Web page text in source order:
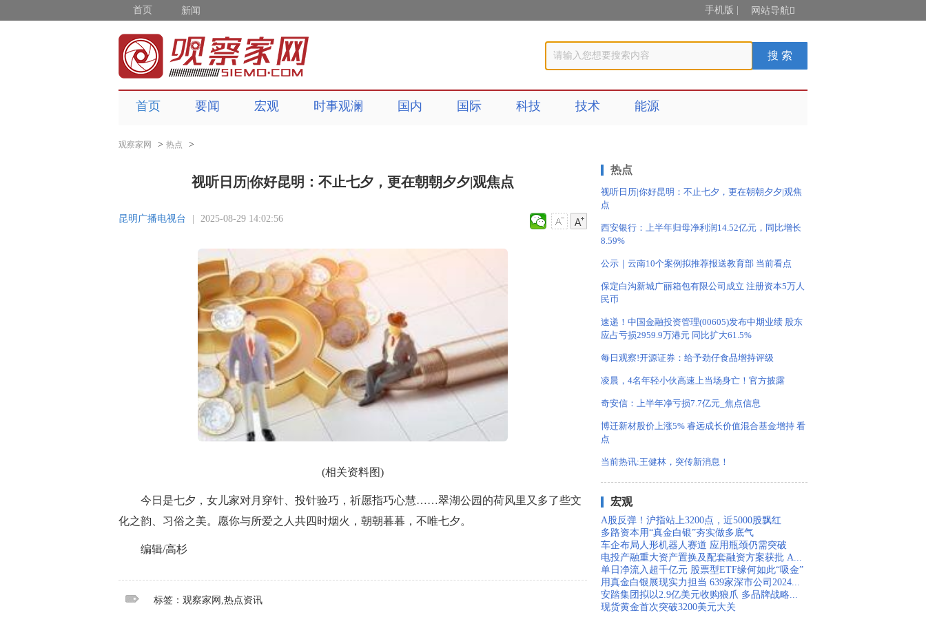
首页 新闻 手机版 网站导航
首页 要闻 宏观 时事观澜 国内 国际 科技 技术 能源
观察家网 > 热点 >
视听日历|你好昆明：不止七夕，更在朝朝夕夕|观焦点
昆明广播电视台 2025-08-29 14:02:56
(相关资料图)
今日是七夕，女儿家对月穿针、投针验巧，祈愿指巧心慧……翠湖公园的荷风里又多了些文
化之韵、习俗之美。愿你与所爱之人共四时烟火，朝朝暮暮，不唯七夕。
编辑/高杉
标签：观察家网,热点资讯
热点
视听日历|你好昆明：不止七夕，更在朝朝夕夕|观焦
点
西安银行：上半年归母净利润14.52亿元，同比增长
8.59%
公示｜云南10个案例拟推荐报送教育部 当前看点
保定白沟新城广丽箱包有限公司成立 注册资本5万人
民币
速递！中国金融投资管理(00605)发布中期业绩 股东
应占亏损2959.9万港元 同比扩大61.5%
每日观察!开源证券：给予劲仔食品增持评级
凌晨，4名年轻小伙高速上当场身亡！官方披露
奇安信：上半年净亏损7.7亿元_焦点信息
博迁新材股价上涨5% 睿远成长价值混合基金增持 看
点
当前热讯:王健林，突传新消息！
宏观
A股反弹！沪指站上3200点，近5000股飘红
多路资本用“真金白银”夯实做多底气
车企布局人形机器人赛道 应用瓶颈仍需突破
电投产融重大资产置换及配套融资方案获批 A...
单日净流入超千亿元 股票型ETF缘何如此“吸金”
用真金白银展现实力担当 639家深市公司2024...
安踏集团拟以2.9亿美元收购狼爪 多品牌战略...
现货黄金首次突破3200美元大关